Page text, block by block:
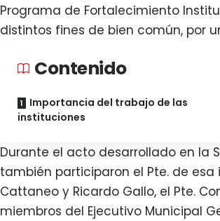
Programa de Fortalecimiento
distintos fines de bien común, por
Contenido
Importancia del trabajo de las
instituciones
Durante el acto desarrollado en la
también participaron el Pte. de esa
Cattaneo y Ricardo Gallo, el Pte.
miembros del Ejecutivo Municipal